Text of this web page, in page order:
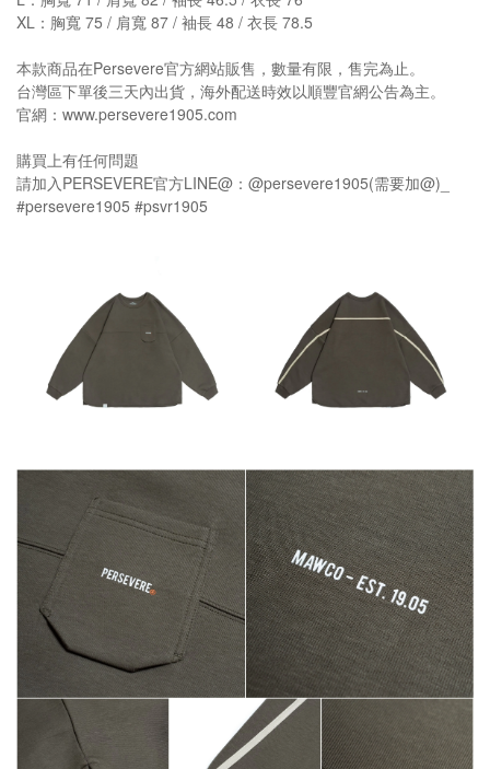
XL：胸寬 75 / 肩寬 87 / 袖長 48 / 衣長 78.5
本款商品在Persevere官方網站販售，數量有限，售完為止。
台灣區下單後三天內出貨，海外配送時效以順豐官網公告為主。
官網：www.persevere1905.com
購買上有任何問題
請加入PERSEVERE官方LINE@：@persevere1905(需要加@)_
#persevere1905 #psvr1905